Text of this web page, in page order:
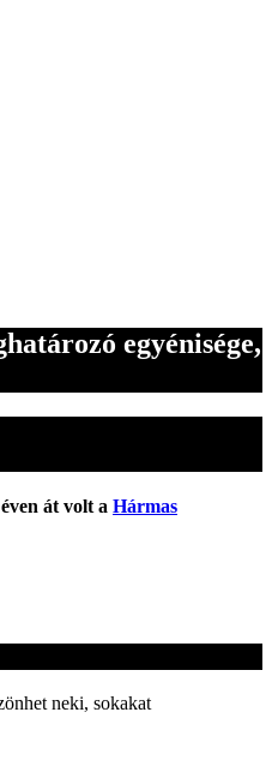
egyénisége,
át volt a Hármas
neki, sokakat